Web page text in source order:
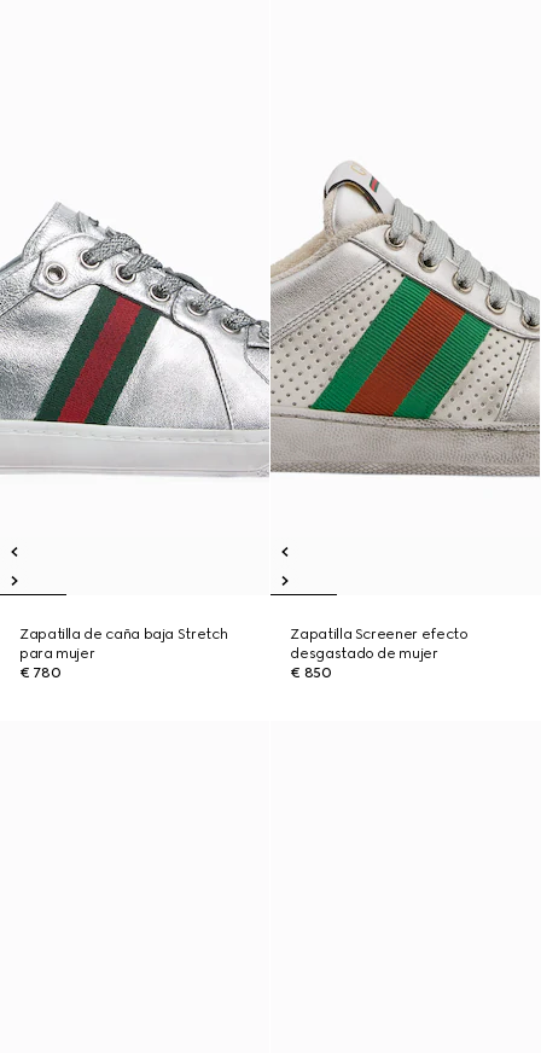
Zapatilla de caña baja Stretch
para mujer
€ 780
Zapatilla Screener efecto
desgastado de mujer
€ 850